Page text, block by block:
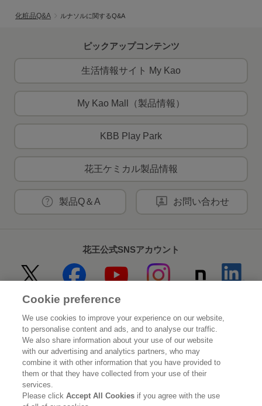
化粧品Q&A ルナソルに関するQ&A
ピックアップコンテンツ
生活情報サイト My Kao
My Kao Mall（製品情報）
KBB Play Park
花王ケミカル製品情報
製品Q＆A お問い合わせ
花王公式SNSアカウント
Home 花王について
サステナビリティ イノベーション
ブランド 投資家情報
ニュースルーム 採用情報
Cookie preference
We use cookies to improve your experience on our website,
to personalise content and ads, and to analyse our traffic.
We also share information about your use of our website
with our advertising and analytics partners, who may
combine it with other information that you have provided to
them or that they have collected from your use of their
services.
Please clickAccept All Cookies if you agree with the use